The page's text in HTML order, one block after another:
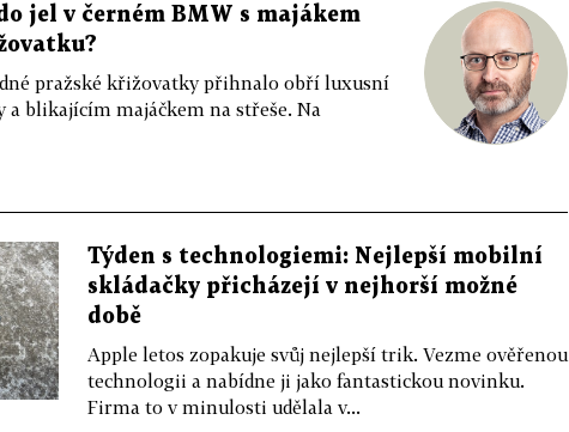
jel v černém BMW s majákem
pražské křižovatky přihnalo obří luxusní
a blikajícím majáčkem na střeše. Na
Týden s technologiemi: Nejlepší mobilní
skládačky přicházejí v nejhorší možné
době
Apple letos zopakuje svůj nejlepší trik. Vezme ověřenou
technologii a nabídne ji jako fantastickou novinku.
Firma to v minulosti udělala v...